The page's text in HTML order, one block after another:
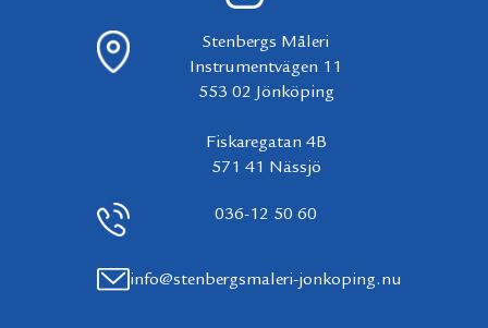
Stenbergs Måleri
Instrumentvägen 11
553 02 Jönköping
Fiskaregatan 4B
571 41 Nässjö
036-12 50 60
info@stenbergsmaleri-jonkoping.nu